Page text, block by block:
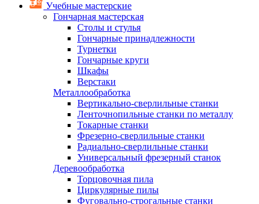
Учебные мастерские
Гончарная мастерская
Столы и стулья
Гончарные принадлежности
Турнетки
Гончарные круги
Шкафы
Верстаки
Металлообработка
Вертикально-сверлильные станки
Ленточнопильные станки по металлу
Токарные станки
Фрезерно-сверлильные станки
Радиально-сверлильные станки
Универсальный фрезерный станок
Деревообработка
Торцовочная пила
Циркулярные пилы
Фуговально-строгальные станки